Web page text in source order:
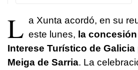
L a Xunta acordó, en su
este lunes, la
Interese Turístico de Galicia
Meiga de Sarria. La